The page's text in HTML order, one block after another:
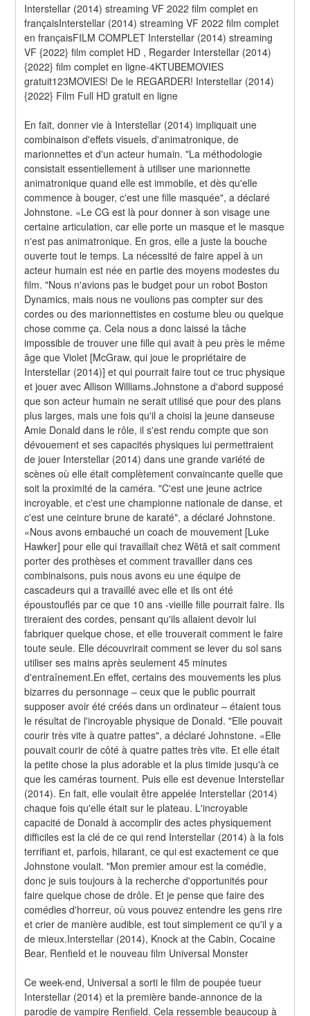
Interstellar (2014) streaming VF 2022 film complet en
françaisInterstellar (2014) streaming VF 2022 film complet
en françaisFILM COMPLET Interstellar (2014) streaming
VF {2022} film complet HD , Regarder Interstellar (2014)
{2022} film complet en ligne-4KTUBEMOVIES
gratuit123MOVIES! De le REGARDER! Interstellar (2014)
{2022} Film Full HD gratuit en ligne
En fait, donner vie à Interstellar (2014) impliquait une
combinaison d'effets visuels, d'animatronique, de
marionnettes et d'un acteur humain. "La méthodologie
consistait essentiellement à utiliser une marionnette
animatronique quand elle est immobile, et dès qu'elle
commence à bouger, c'est une fille masquée", a déclaré
Johnstone. «Le CG est là pour donner à son visage une
certaine articulation, car elle porte un masque et le masque
n'est pas animatronique. En gros, elle a juste la bouche
ouverte tout le temps. La nécessité de faire appel à un
acteur humain est née en partie des moyens modestes du
film. "Nous n'avions pas le budget pour un robot Boston
Dynamics, mais nous ne voulions pas compter sur des
cordes ou des marionnettistes en costume bleu ou quelque
chose comme ça. Cela nous a donc laissé la tâche
impossible de trouver une fille qui avait à peu près le même
âge que Violet [McGraw, qui joue le propriétaire de
Interstellar (2014)] et qui pourrait faire tout ce truc physique
et jouer avec Allison Williams.Johnstone a d'abord supposé
que son acteur humain ne serait utilisé que pour des plans
plus larges, mais une fois qu'il a choisi la jeune danseuse
Amie Donald dans le rôle, il s'est rendu compte que son
dévouement et ses capacités physiques lui permettraient
de jouer Interstellar (2014) dans une grande variété de
scènes où elle était complètement convaincante quelle que
soit la proximité de la caméra. "C'est une jeune actrice
incroyable, et c'est une championne nationale de danse, et
c'est une ceinture brune de karaté", a déclaré Johnstone.
«Nous avons embauché un coach de mouvement [Luke
Hawker] pour elle qui travaillait chez Wētā et sait comment
porter des prothèses et comment travailler dans ces
combinaisons, puis nous avons eu une équipe de
cascadeurs qui a travaillé avec elle et ils ont été
époustouflés par ce que 10 ans -vieille fille pourrait faire. Ils
tireraient des cordes, pensant qu'ils allaient devoir lui
fabriquer quelque chose, et elle trouverait comment le faire
toute seule. Elle découvrirait comment se lever du sol sans
utiliser ses mains après seulement 45 minutes
d'entraînement.En effet, certains des mouvements les plus
bizarres du personnage – ceux que le public pourrait
supposer avoir été créés dans un ordinateur – étaient tous
le résultat de l'incroyable physique de Donald. "Elle pouvait
courir très vite à quatre pattes", a déclaré Johnstone. «Elle
pouvait courir de côté à quatre pattes très vite. Et elle était
la petite chose la plus adorable et la plus timide jusqu'à ce
que les caméras tournent. Puis elle est devenue Interstellar
(2014). En fait, elle voulait être appelée Interstellar (2014)
chaque fois qu'elle était sur le plateau. L'incroyable
capacité de Donald à accomplir des actes physiquement
difficiles est la clé de ce qui rend Interstellar (2014) à la fois
terrifiant et, parfois, hilarant, ce qui est exactement ce que
Johnstone voulait. "Mon premier amour est la comédie,
donc je suis toujours à la recherche d'opportunités pour
faire quelque chose de drôle. Et je pense que faire des
comédies d'horreur, où vous pouvez entendre les gens rire
et crier de manière audible, est tout simplement ce qu'il y a
de mieux.Interstellar (2014), Knock at the Cabin, Cocaine
Bear, Renfield et le nouveau film Universal Monster
Ce week-end, Universal a sorti le film de poupée tueur
Interstellar (2014) et la première bande-annonce de la
parodie de vampire Renfield. Cela ressemble beaucoup à